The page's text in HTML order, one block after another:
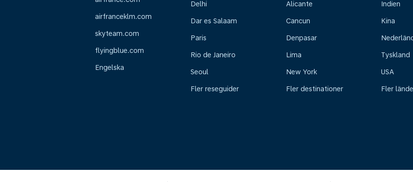
airfranceklm.com
skyteam.com
flyingblue.com
Engelska
Delhi
Dar es Salaam
Paris
Rio de Janeiro
Seoul
Fler reseguider
Alicante
Cancun
Denpasar
Lima
New York
Fler destinationer
Indien
Kina
Tyskland
USA
Fler